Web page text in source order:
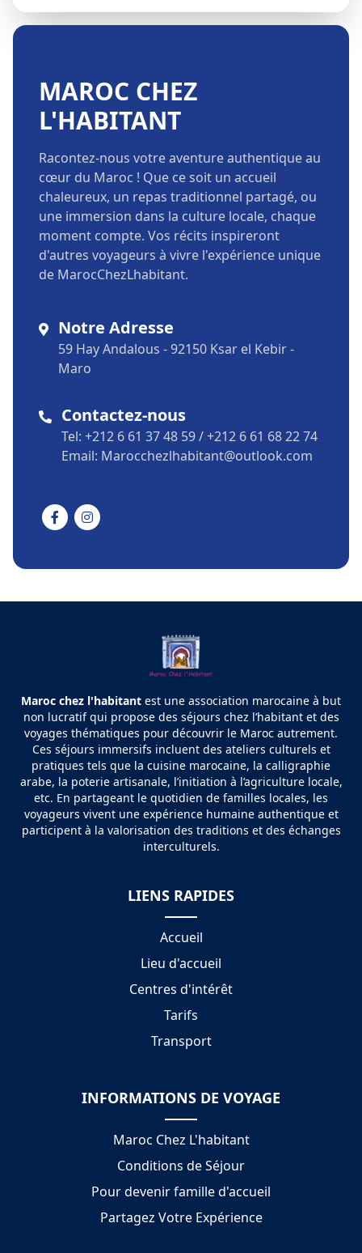
MAROC CHEZ
L'HABITANT
Racontez-nous votre aventure authentique au
cœur du Maroc ! Que ce soit un accueil
chaleureux, un repas traditionnel partagé, ou
une immersion dans la culture locale, chaque
moment compte. Vos récits inspireront
d'autres voyageurs à vivre l'expérience unique
de MarocChezLhabitant.
Notre Adresse
59 Hay Andalous - 92150 Ksar el Kebir -
Maro
Contactez-nous
Tel: +212 6 61 37 48 59 / +212 6 61 68 22 74
Email: Marocchezlhabitant@outlook.com
Maroc chez l'habitant est une association marocaine à but
non lucratif qui propose des séjours chez l’habitant et des
voyages thématiques pour découvrir le Maroc autrement.
Ces séjours immersifs incluent des ateliers culturels et
pratiques tels que la cuisine marocaine, la calligraphie
arabe, la poterie artisanale, l’initiation à l’agriculture locale,
etc. En partageant le quotidien de familles locales, les
voyageurs vivent une expérience humaine authentique et
participent à la valorisation des traditions et des échanges
interculturels.
LIENS RAPIDES
Accueil
Lieu d'accueil
Centres d'intérêt
Tarifs
Transport
INFORMATIONS DE VOYAGE
Maroc Chez L'habitant
Conditions de Séjour
Pour devenir famille d'accueil
Partagez Votre Expérience